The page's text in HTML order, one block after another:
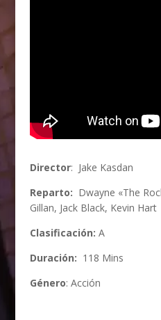
Director: Jake Kasdan
Reparto: Dwayne «The
Gillan, Jack Black, Kevin Hart
Clasificación: A
Duración: 118 Mins
Género: Acción